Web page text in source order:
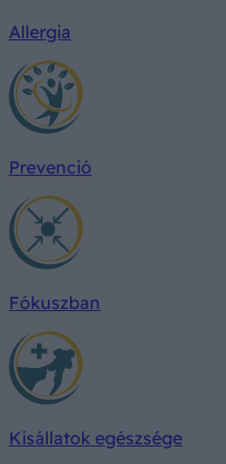
Allergia
Prevenció
Fókuszban
Kisállatok egészsége